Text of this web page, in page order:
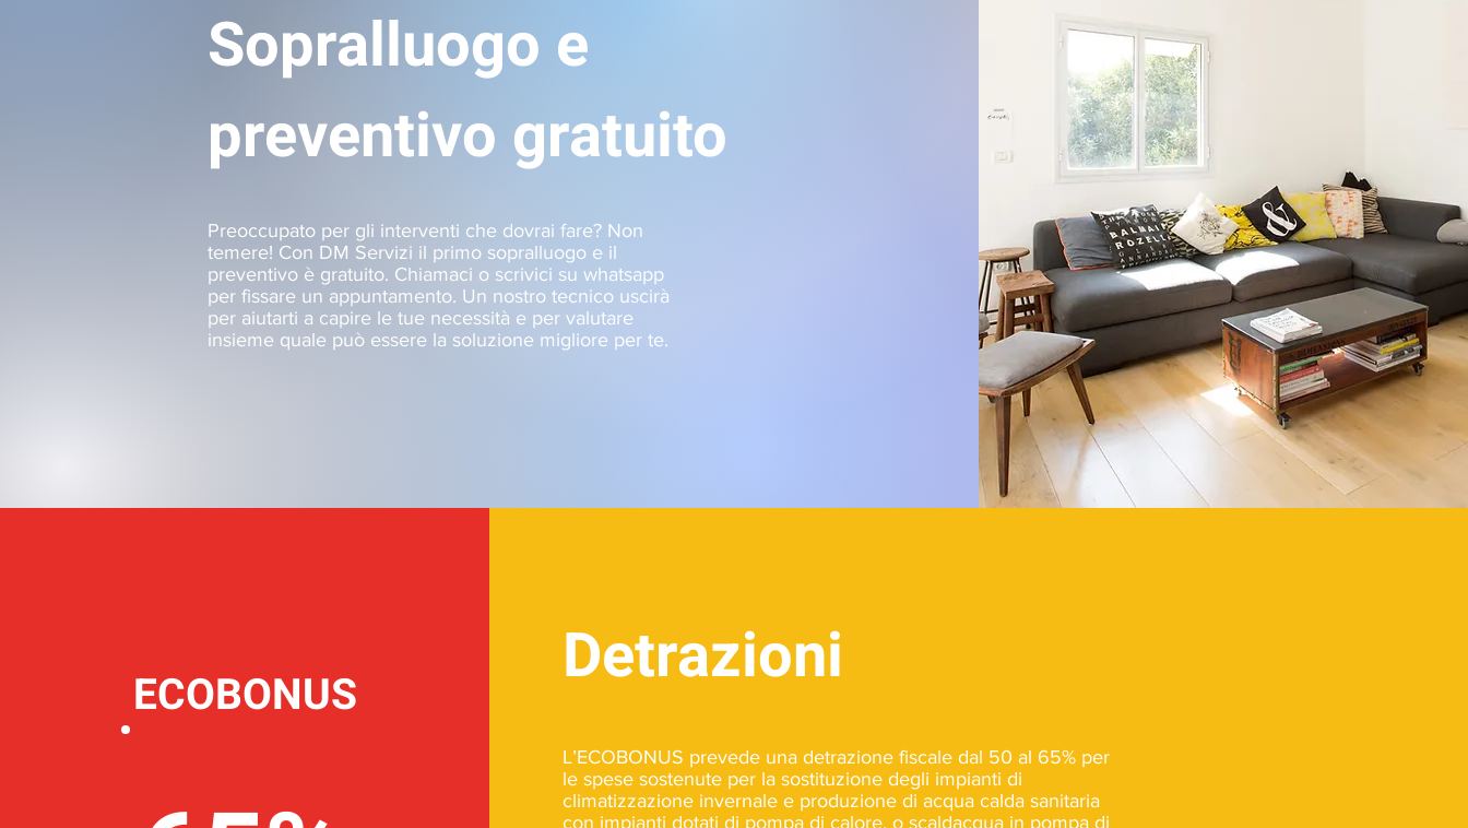
Sopralluogo e
preventivo gratuito
Preoccupato per gli interventi che dovrai fare? Non
temere! Con DM Servizi il primo sopralluogo e il
preventivo è gratuito. Chiamaci o scrivici su whatsapp
per fissare un appuntamento. Un nostro tecnico uscirà
per aiutarti a capire le tue necessità e per valutare
insieme quale può essere la soluzione migliore per te.
ECOBONUS Detrazioni
L’ECOBONUS prevede una detrazione fiscale dal 50 al 65% per
le spese sostenute per la sostituzione degli impianti di
climatizzazione invernale e produzione di acqua calda sanitaria
con impianti dotati di pompa di calore, o scaldacqua in pompa di